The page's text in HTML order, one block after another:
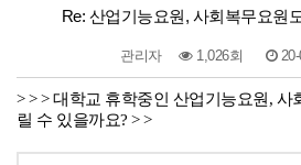
Re: 산업기능요원, 사회복무요원
관리자 1,026회 20-
본문
> > > 대학교 휴학중인 산업기능요원, 사
릴 수 있을까요? > >